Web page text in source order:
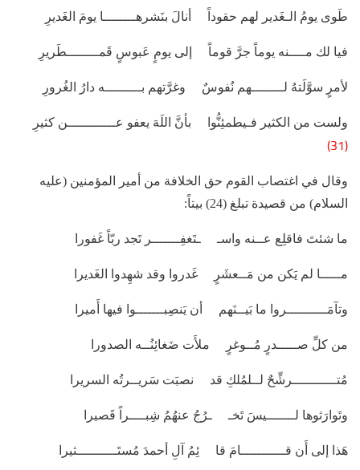
طَوى يومُ الـغَدير لهم حقوداً أنالَ بنَشرهــــــــا يومَ الغَديرِ
فيا لك مــــنه يوماً جرَّ قوماً إلى يومٍ عَبوسٍ قَمــــــــطَريرِ
لأمرٍ سوَّلَتهُ لــــــــهم نُفوسٌ وغرَّتهم بـــــــــه دارُ الغُرورِ
ولست من الكثير فـيطمئِنُّوا بأنَّ اللَهَ يعفو عــــــــــــن كثيرِ
(31)
وقال في اغتصاب القوم حق الخلافة من أمير المؤمنين (عليه
السلام) من قصيدة تبلغ (24) بيتاً:
ما شئتَ فاقلِع عــنه واسـ ـتَغفِـــــــر تَجد ربّاً غَفورا
مـــــا لم يَكن من مَــعشَرٍ غَدروا وقد شهِدوا الغَديرا
وتآمَــــــــــروا ما بَيــنَهم أن يَنصِبـــــــوا فيها أَميرا
من كلِّ صـــــدرٍ مُــوغرٍ ملأَت ضَغائِنُــه الصدورا
مُتـــــــــــرشِّحٌ لــلمُلكِ قد نصبَت سَريــرتُه السريرا
وتَوارَثوها لـــــــيسَ تَخـ ـرُجُ عنهُمُ شِبــــراً قَصيرا
هَذا إلى أَن قـــــــــــامَ قا ئِمُ آلِ أحمدَ مُستَــــــــــثيرا